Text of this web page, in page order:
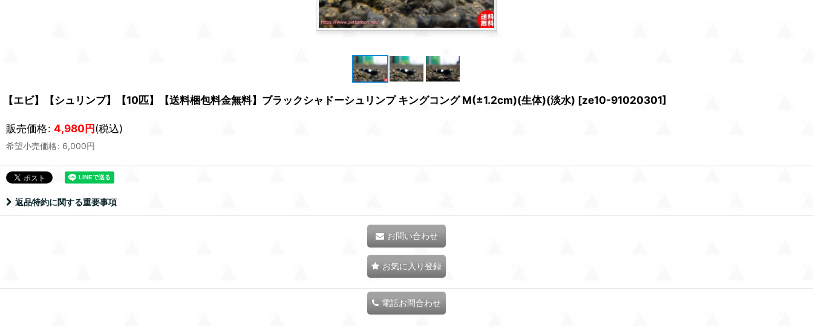
【エビ】【シュリンプ】【10匹】【送料梱包料金無料】ブラックシャドーシュリンプ キングコング M(±1.2cm)(生体)(淡水) [ze10-91020301]
販売価格: 4,980円(税込)
希望小売価格: 6,000円
返品特約に関する重要事項
お問い合わせ
お気に入り登録
電話お問合わせ